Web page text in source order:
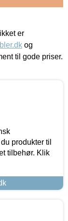
er
og
til gode priser.
produkter til
tilbehør. Klik